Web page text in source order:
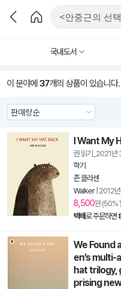
국내도서
이 분야에 37개의 상품이 있습니다.
I Want My
권 읽기_2021년
학기
존 클라센
Walker| 2012
8,500원 (50%
택배로 주문하면
We Found
en’s
hat trilogy,
prising